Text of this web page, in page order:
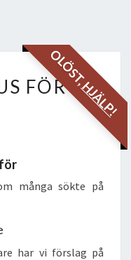
OLÖST,
HJÄLP!
FÖR
många sökte på
har vi förslag på